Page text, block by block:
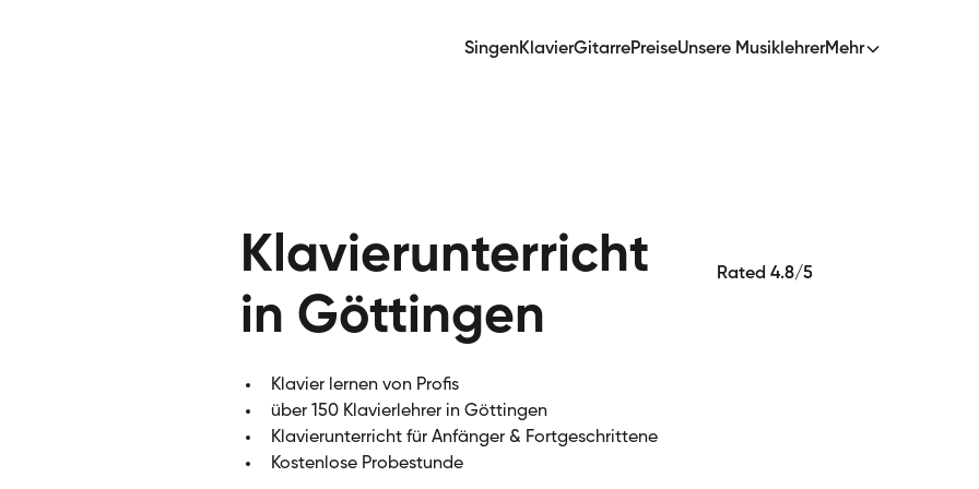
SingenKlavierGitarrePreiseUnsere MusiklehrerMehr
Klavierunterricht
in Göttingen
Klavier lernen von Profis
über 150 Klavierlehrer in Göttingen
Klavierunterricht für Anfänger & Fortgeschrittene
Kostenlose Probestunde
Rated 4.8/5